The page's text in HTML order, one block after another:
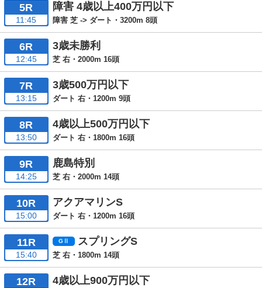
5R
11:45
障害 4歳以上400万円以下
障害 芝 -> ダート・3200m 8頭
6R
12:45
3歳未勝利
芝 右・2000m 16頭
7R
13:15
3歳500万円以下
ダート 右・1200m 9頭
8R
13:50
4歳以上500万円以下
ダート 右・1800m 16頭
9R
14:25
鹿島特別
芝 右・2000m 14頭
10R
15:00
アクアマリンS
ダート 右・1200m 16頭
11R
15:40
スプリングS
芝 右・1800m 14頭
12R 4歳以上900万円以下